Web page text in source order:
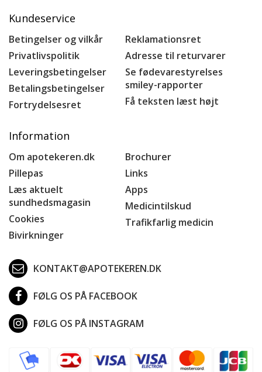
Kundeservice
Betingelser og vilkår
Privatlivspolitik
Leveringsbetingelser
Betalingsbetingelser
Fortrydelsesret
Reklamationsret
Adresse til returvarer
Se fødevarestyrelses
smiley-rapporter
Få teksten læst højt
Information
Om apotekeren.dk
Pillepas
Læs aktuelt
sundhedsmagasin
Cookies
Bivirkninger
Brochurer
Links
Apps
Medicintilskud
Trafikfarlig medicin
KONTAKT@APOTEKEREN.DK
FØLG OS PÅ FACEBOOK
FØLG OS PÅ INSTAGRAM